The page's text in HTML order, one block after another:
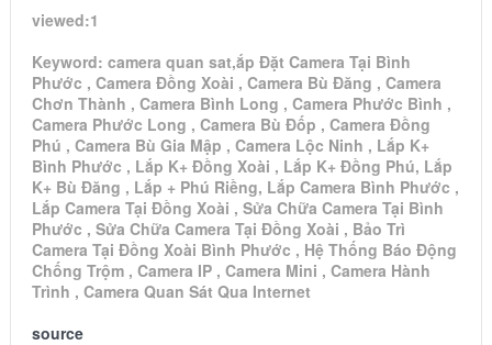
viewed:1
Keyword: camera quan sat,ắp Đặt Camera Tại Bình
Phước , Camera Đồng Xoài , Camera Bù Đăng , Camera
Chơn Thành , Camera Bình Long , Camera Phước Bình ,
Camera Phước Long , Camera Bù Đốp , Camera Đồng
Phú , Camera Bù Gia Mập , Camera Lộc Ninh , Lắp K+
Bình Phước , Lắp K+ Đồng Xoài , Lắp K+ Đồng Phú, Lắp
K+ Bù Đăng , Lắp + Phú Riềng, Lắp Camera Bình Phước ,
Lắp Camera Tại Đồng Xoài , Sửa Chữa Camera Tại Bình
Phước , Sửa Chữa Camera Tại Đồng Xoài , Bảo Trì
Camera Tại Đồng Xoài Bình Phước , Hệ Thống Báo Động
Chống Trộm , Camera IP , Camera Mini , Camera Hành
Trình , Camera Quan Sát Qua Internet
source